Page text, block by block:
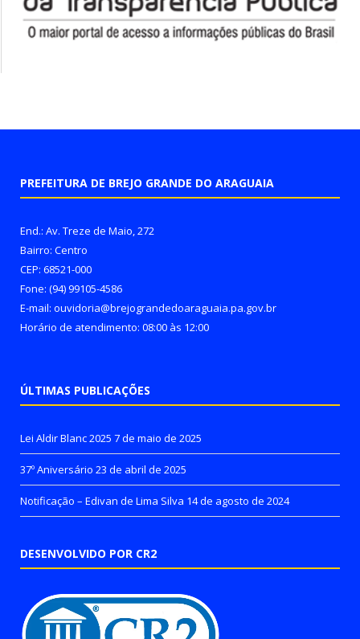
PREFEITURA DE BREJO GRANDE DO ARAGUAIA
End.: Av. Treze de Maio, 272
Bairro: Centro
CEP: 68521-000
Fone: (94) 99105-4586
E-mail: ouvidoria@brejograndedoaraguaia.pa.gov.br
Horário de atendimento: 08:00 às 12:00
ÚLTIMAS PUBLICAÇÕES
Lei Aldir Blanc 2025 7 de maio de 2025
37º Aniversário 23 de abril de 2025
Notificação – Edivan de Lima Silva 14 de agosto de 2024
DESENVOLVIDO POR CR2